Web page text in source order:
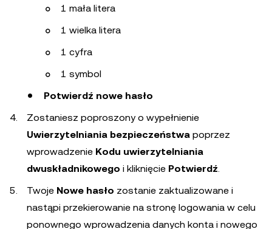
1 mała litera
1 wielka litera
1 cyfra
1 symbol
Potwierdź nowe hasło
Zostaniesz poproszony o wypełnienie
Uwierzytelniania bezpieczeństwa poprzez
wprowadzenie Kodu uwierzytelniania
dwuskładnikowego i kliknięcie Potwierdź
Twoje Nowe hasło zostanie zaktualizowane i
nastąpi przekierowanie na stronę logowania w celu
ponownego wprowadzenia danych konta i nowego